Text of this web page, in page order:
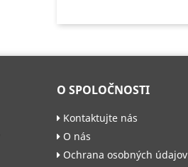
O SPOLOČNOSTI
Kontaktujte nás
O nás
Ochrana osobných údajov